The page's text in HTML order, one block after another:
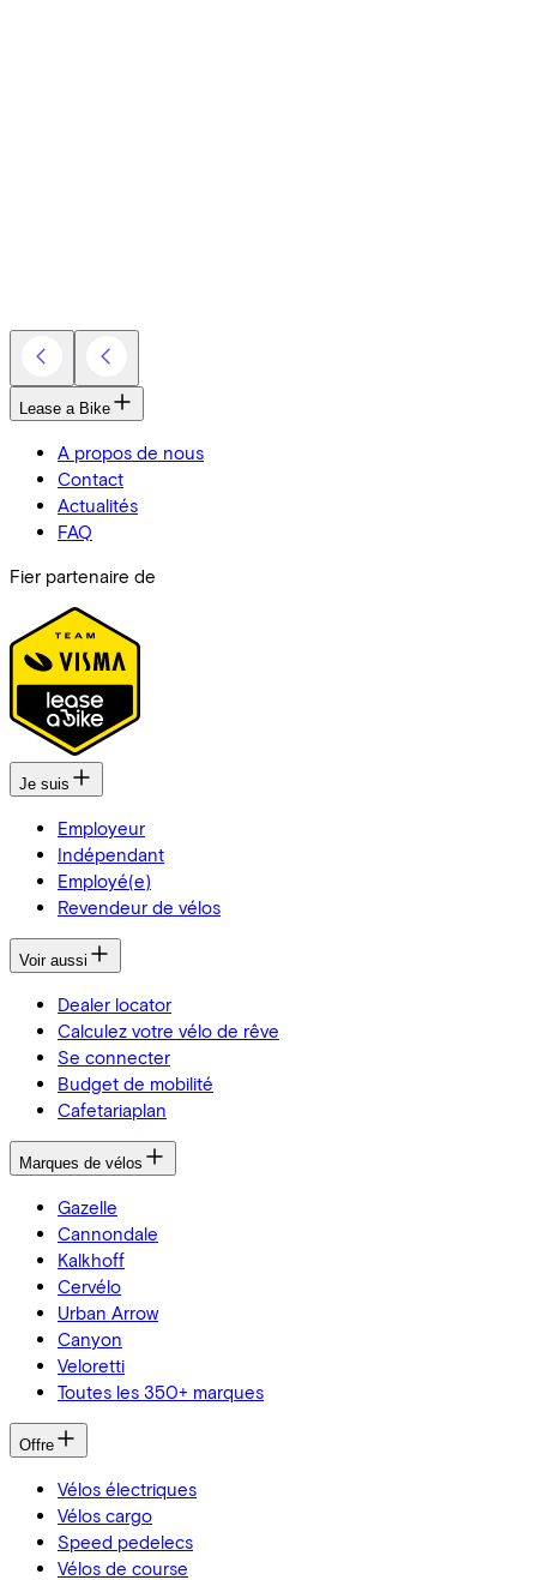
Lease a Bike
A propos de nous
Contact
Actualités
FAQ
Fier partenaire de
Je suis
Employeur
Indépendant
Employé(e)
Revendeur de vélos
Voir aussi
Dealer locator
Calculez votre vélo de rêve
Se connecter
Budget de mobilité
Cafetariaplan
Marques de vélos
Gazelle
Cannondale
Kalkhoff
Cervélo
Urban Arrow
Canyon
Veloretti
Toutes les 350+ marques
Offre
Vélos électriques
Vélos cargo
Speed pedelecs
Vélos de course